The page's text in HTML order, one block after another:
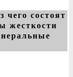
чего состоят
жесткости